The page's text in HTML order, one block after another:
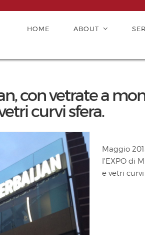
HOME ABOUT
con vetrate a
curvi sfera.
Maggio
l'EXPO di
e vetri curvi